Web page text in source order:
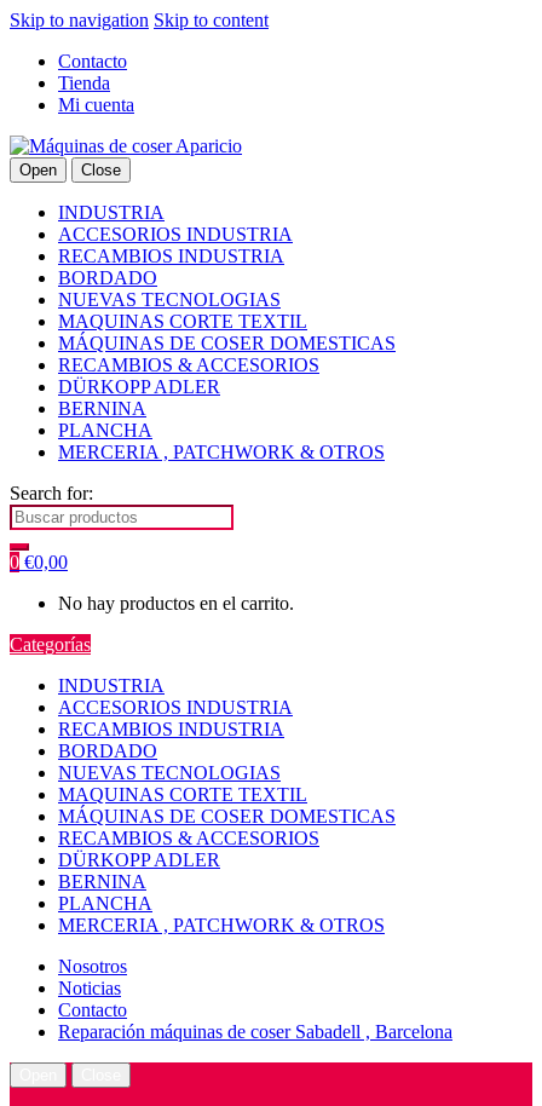
Skip to navigation Skip to content
Contacto
Tienda
Mi cuenta
Open Close
INDUSTRIA
ACCESORIOS INDUSTRIA
RECAMBIOS INDUSTRIA
BORDADO
NUEVAS TECNOLOGIAS
MAQUINAS CORTE TEXTIL
MÁQUINAS DE COSER DOMESTICAS
RECAMBIOS & ACCESORIOS
DÜRKOPP ADLER
BERNINA
PLANCHA
MERCERIA , PATCHWORK & OTROS
Search for:
0 €0,00
No hay productos en el carrito.
Categorías
INDUSTRIA
ACCESORIOS INDUSTRIA
RECAMBIOS INDUSTRIA
BORDADO
NUEVAS TECNOLOGIAS
MAQUINAS CORTE TEXTIL
MÁQUINAS DE COSER DOMESTICAS
RECAMBIOS & ACCESORIOS
DÜRKOPP ADLER
BERNINA
PLANCHA
MERCERIA , PATCHWORK & OTROS
Nosotros
Noticias
Contacto
Reparación máquinas de coser Sabadell , Barcelona